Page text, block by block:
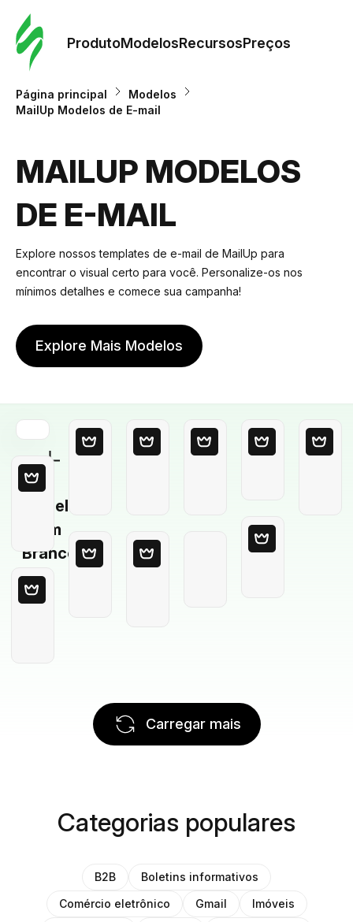
ProdutoModelosRecursosPreços
Página principal
Modelos
MailUp Modelos de E-mail
MAILUP MODELOS
DE E-MAIL
Explore nossos templates de e-mail de MailUp para
encontrar o visual certo para você. Personalize-os nos
mínimos detalhes e comece sua campanha!
Explore Mais Modelos
Modelo
em
Branco
Carregar mais
Categorias populares
B2B
Boletins informativos
Comércio eletrônico
Gmail
Imóveis